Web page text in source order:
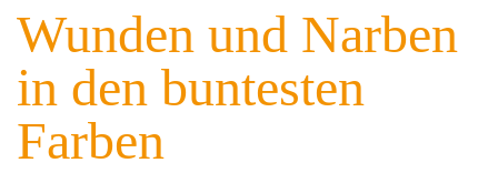
Wunden und Narben
in den buntesten
Farben